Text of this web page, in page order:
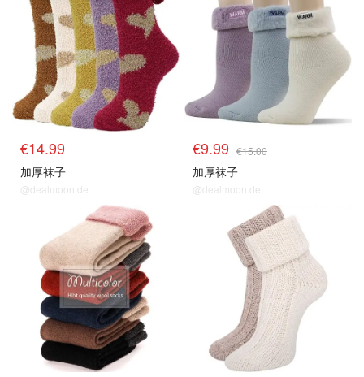
€14.99
加厚袜子
@dealmoon.de
€9.99 €15.00
加厚袜子
@dealmoon.de